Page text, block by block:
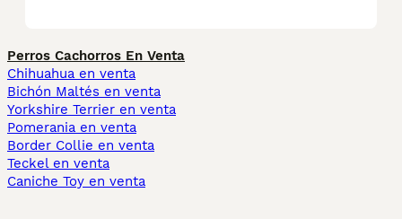
Perros Cachorros En Venta
Chihuahua en venta
Bichón Maltés en venta
Yorkshire Terrier en venta
Pomerania en venta
Border Collie en venta
Teckel en venta
Caniche Toy en venta